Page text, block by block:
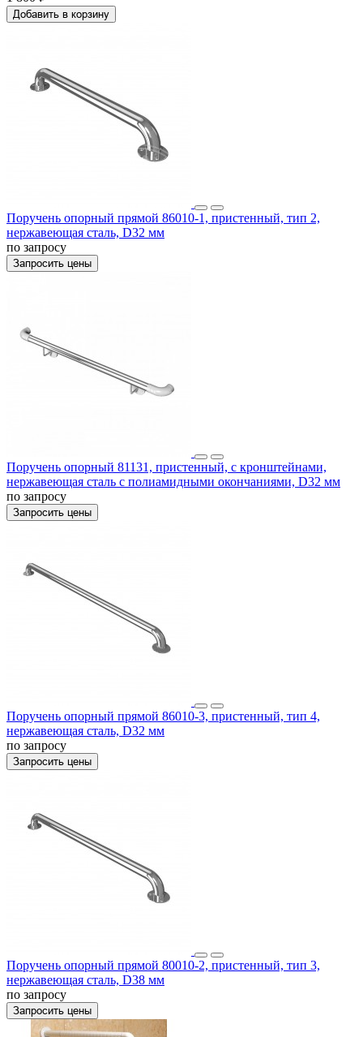
Добавить в корзину
Поручень опорный прямой 86010-1, пристенный, тип 2,
нержавеющая сталь, D32 мм
по запросу
Запросить цены
Поручень опорный 81131, пристенный, с кронштейнами,
нержавеющая сталь с полиамидными окончаниями, D32 мм
по запросу
Запросить цены
Поручень опорный прямой 86010-3, пристенный, тип 4,
нержавеющая сталь, D32 мм
по запросу
Запросить цены
Поручень опорный прямой 80010-2, пристенный, тип 3,
нержавеющая сталь, D38 мм
по запросу
Запросить цены